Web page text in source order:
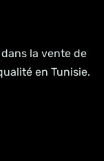
la vente de
en Tunisie.